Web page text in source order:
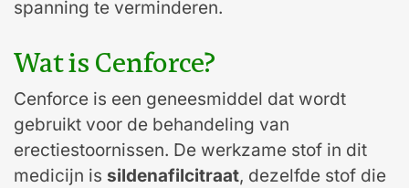
spanning te verminderen.
Wat is Cenforce?
Cenforce is een geneesmiddel dat wordt
gebruikt voor de behandeling van
erectiestoornissen. De werkzame stof in dit
medicijn is sildenafilcitraat, dezelfde stof die